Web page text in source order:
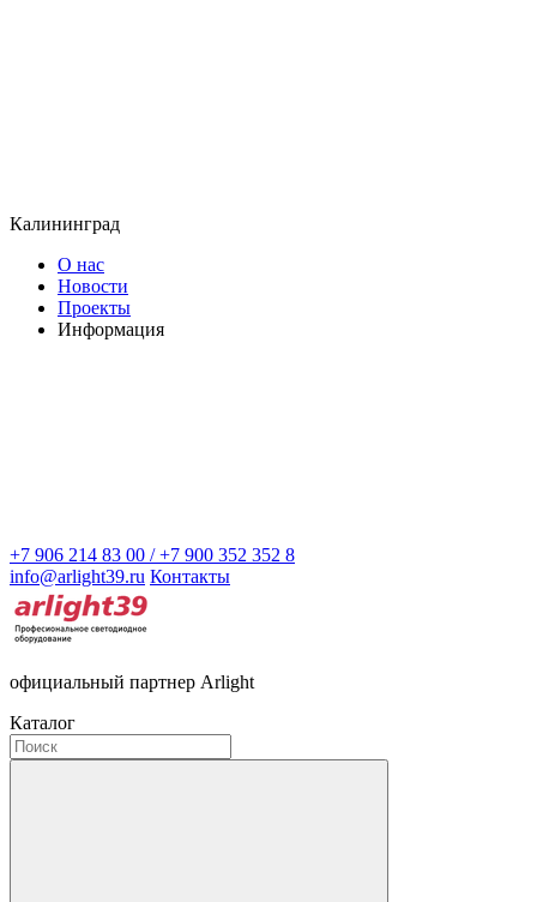
Калининград
О нас
Новости
Проекты
Информация
+7 906 214 83 00 / +7 900 352 352 8
info@arlight39.ru Контакты
официальный партнер Arlight
Каталог